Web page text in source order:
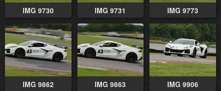
IMG 9730 IMG 9731 IMG 9773
IMG 9862 IMG 9863 IMG 9906